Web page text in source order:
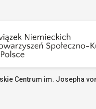
Centrum im. Josepha